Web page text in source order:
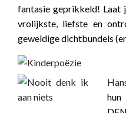
fantasie geprikkeld! Laat
vrolijkste, liefste en
geweldige dichtbundels